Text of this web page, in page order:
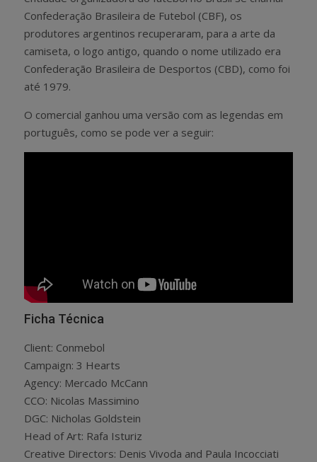
Confederação Brasileira de Futebol (CBF), os
produtores argentinos recuperaram, para a arte da
camiseta, o logo antigo, quando o nome utilizado era
Confederação Brasileira de Desportos (CBD), como foi
até 1979.
O comercial ganhou uma versão com as legendas em
português, como se pode ver a seguir:
Ficha Técnica
Client: Conmebol
Campaign: 3 Hearts
Agency: Mercado McCann
CCO: Nicolas Massimino
DGC: Nicholas Goldstein
Head of Art: Rafa Isturiz
Creative Directors: Denis Vivoda and Paula Incocciati